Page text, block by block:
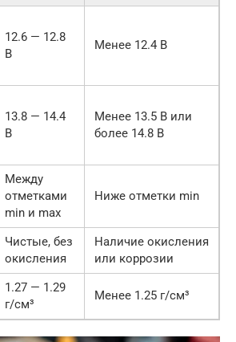
12.6 — 12.8
В
Менее 12.4 В
13.8 — 14.4
В
Менее 13.5 В или
более 14.8 В
Между
отметками
min и max
Ниже отметки min
Чистые, без
окисления
Наличие окисления
или коррозии
1.27 — 1.29
г/см³
Менее 1.25 г/см³